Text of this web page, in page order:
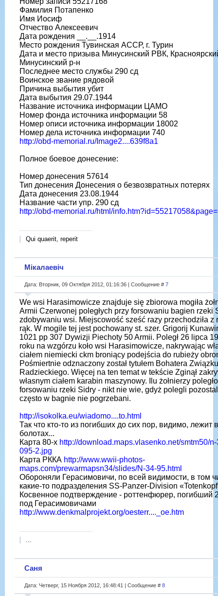
Фамилия Потапенко
Имя Иосиф
Отчество Алексеевич
Дата рождения __.__.1914
Место рождения Тувинская АССР, г. Турин
Дата и место призыва Минусинский РВК,
Минусинский р-н
Последнее место службы 290 сд
Воинское звание рядовой
Причина выбытия убит
Дата выбытия 29.07.1944
Название источника информации ЦАМО
Номер фонда источника информации 58
Номер описи источника информации 18002
Номер дела источника информации 740
http://obd-memorial.ru/Image2....639f8a1
Полное боевое донесение:
Номер донесения 57614
Тип донесения Донесения о безвозвратных потерях
Дата донесения 23.08.1944
Название части упр. 290 сд
http://obd-memorial.ru/html/
Qui quaerit, reperit
Мікалаевіч
Дата: Вторник, 09 Октября 2012, 01:16:36 | Сообщение # 7
We wsi Harasimowicze znajduje się zbiorowa mogiła
Armii Czerwonej poległych przy forsowaniu bagien rzeki
zdobywaniu wsi. Miejscowość sześć razy przechodziła z
rąk. W mogile tej jest pochowany st. szer. Grigorij
1021 pp 307 Dywizji Piechoty 50 Armii. Poległ 26 lipca
roku na wzgórzu koło wsi Harasimowicze, nakrywając
ciałem niemiecki ckm broniący podejścia do rubieży
Pośmiertnie odznaczony został tytułem Bohatera Związku
Radzieckiego. Więcej na ten temat w tekście Zginął
własnym ciałem karabin maszynowy. Ilu żołnierzy
forsowaniu rzeki Sidry - nikt nie wie, gdyż polegli
często w bagnie nie pogrzebani.
http://isokolka.eu/wiadomo....to.html
Так что кто-то из погибших до сих пор, видимо, лежит в
болотах...
Карта 80-х http://download.maps.vlasenko.net/smtm50/
095-2.jpg
Карта РККА http://www.wwii-photos-
maps.com/prewarmapsn34/slides/N-34-95.html
Обороняли Герасимовичи, по всей видимости, в том
какие-то подразделения SS-Panzer-Division
Косвенное подтверждение - роттенфюрер, погибший
под Герасимовичами
http://www.denkmalprojekt.org/oesterr...._oe.htm
Саня
Дата: Четверг, 15 Ноября 2012, 16:48:41 | Сообщение # 8